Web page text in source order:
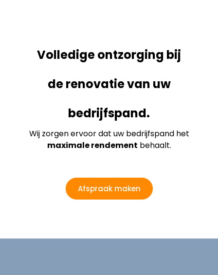
Volledige ontzorging bij
de renovatie van uw
bedrijfspand.
Wij zorgen ervoor dat uw bedrijfspand het
maximale rendement behaalt.
Afspraak maken